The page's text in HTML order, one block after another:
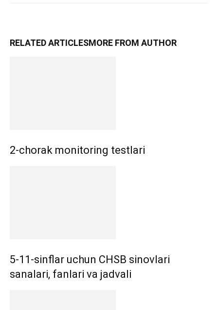
RELATED ARTICLESMORE FROM AUTHOR
2-chorak monitoring testlari
5-11-sinflar uchun CHSB sinovlari
sanalari, fanlari va jadvali